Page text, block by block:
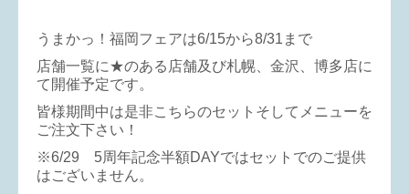
うまかっ！福岡フェアは6/15から8/31まで
店舗一覧に★のある店舗及び札幌、金沢、博多店に
て開催予定です。
皆様期間中は是非こちらのセットそしてメニューを
ご注文下さい！
※6/29 5周年記念半額DAYではセットでのご提供
はございません。